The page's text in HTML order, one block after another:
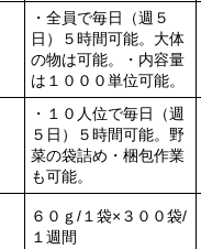
・全員で毎日（週５
日）５時間可能。大体
の物は可能。・内容量
は１０００単位可能。
・１０人位で毎日（週
５日）５時間可能。野
菜の袋詰め・梱包作業
も可能。
６０ｇ/１袋×３００袋/
１週間